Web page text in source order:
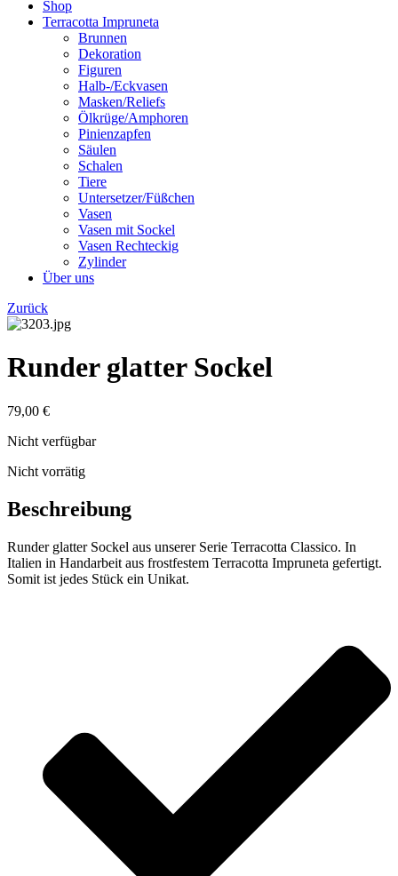
Shop
Terracotta Impruneta
Brunnen
Dekoration
Figuren
Halb-/Eckvasen
Masken/Reliefs
Ölkrüge/Amphoren
Pinienzapfen
Säulen
Schalen
Tiere
Untersetzer/Füßchen
Vasen
Vasen mit Sockel
Vasen Rechteckig
Zylinder
Über uns
Zurück
Runder glatter Sockel
79,00 €
Nicht verfügbar
Nicht vorrätig
Beschreibung
Runder glatter Sockel aus unserer Serie Terracotta Classico. In
Italien in Handarbeit aus frostfestem Terracotta Impruneta gefertigt.
Somit ist jedes Stück ein Unikat.